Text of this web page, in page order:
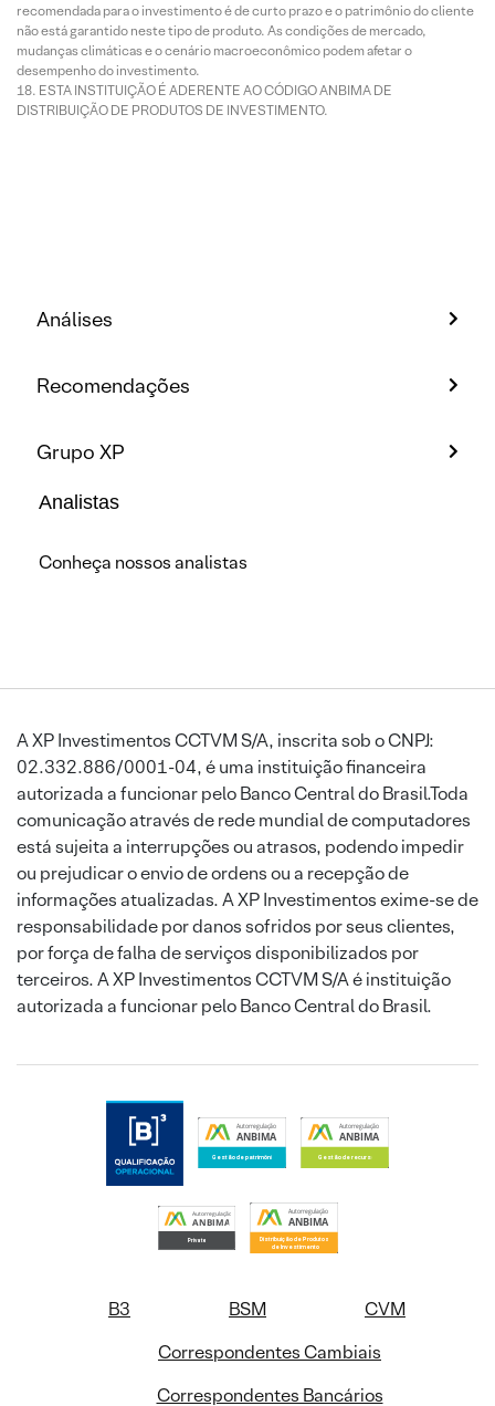
recomendada para o investimento é de curto prazo e o patrimônio do cliente
não está garantido neste tipo de produto. As condições de mercado,
mudanças climáticas e o cenário macroeconômico podem afetar o
desempenho do investimento.
ESTA INSTITUIÇÃO É ADERENTE AO CÓDIGO ANBIMA DE
DISTRIBUIÇÃO DE PRODUTOS DE INVESTIMENTO.
Análises
Recomendações
Grupo XP
Analistas
Conheça nossos analistas
A XP Investimentos CCTVM S/A, inscrita sob o CNPJ:
02.332.886/0001-04, é uma instituição financeira
autorizada a funcionar pelo Banco Central do Brasil.Toda
comunicação através de rede mundial de computadores
está sujeita a interrupções ou atrasos, podendo impedir
ou prejudicar o envio de ordens ou a recepção de
informações atualizadas. A XP Investimentos exime-se de
responsabilidade por danos sofridos por seus clientes,
por força de falha de serviços disponibilizados por
terceiros. A XP Investimentos CCTVM S/A é instituição
autorizada a funcionar pelo Banco Central do Brasil.
B3 BSM
CVM
Correspondentes Cambiais
Correspondentes Bancários